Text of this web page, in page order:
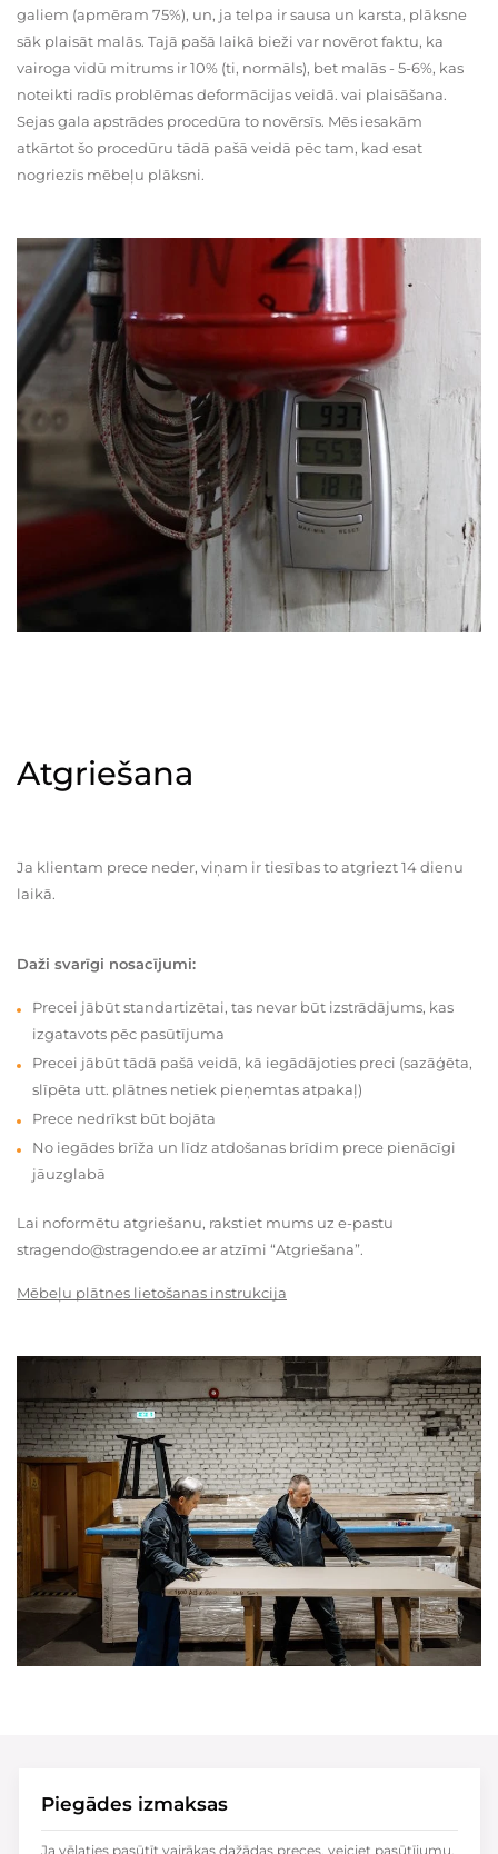
galiem (apmēram 75%), un, ja telpa ir sausa un karsta, plāksne
sāk plaisāt malās. Tajā pašā laikā bieži var novērot faktu, ka
vairoga vidū mitrums ir 10% (ti, normāls), bet malās - 5-6%, kas
noteikti radīs problēmas deformācijas veidā. vai plaisāšana.
Sejas gala apstrādes procedūra to novērsīs. Mēs iesakām
atkārtot šo procedūru tādā pašā veidā pēc tam, kad esat
nogriezis mēbeļu plāksni.
Atgriešana
Ja klientam prece neder, viņam ir tiesības to atgriezt 14 dienu
laikā.
Daži svarīgi nosacījumi:
Precei jābūt standartizētai, tas nevar būt izstrādājums, kas
izgatavots pēc pasūtījuma
Precei jābūt tādā pašā veidā, kā iegādājoties preci (sazāģēta,
slīpēta utt. plātnes netiek pieņemtas atpakaļ)
Prece nedrīkst būt bojāta
No iegādes brīža un līdz atdošanas brīdim prece pienācīgi
jāuzglabā
Lai noformētu atgriešanu, rakstiet mums uz e-pastu
stragendo@stragendo.ee ar atzīmi “Atgriešana”.
Mēbeļu plātnes lietošanas instrukcija
Piegādes izmaksas
Ja vēlaties pasūtīt vairākas dažādas preces, veiciet pasūtījumu,